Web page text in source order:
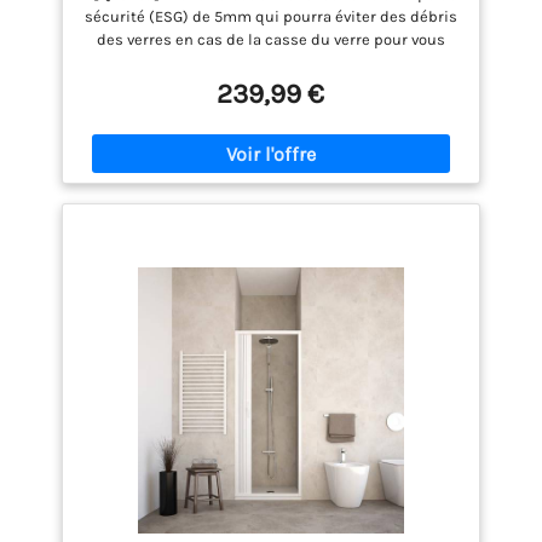
sécurité (ESG) de 5mm qui pourra éviter des débris
des verres en cas de la casse du verre pour vous
verre qui vous permet de nettoyer plus facilement
et vous proposer une grande transparence!
【Fonction】Les joints étanches cloisonnent de
l'eau entre la cabine et votre salle de bain. Les joints
d'étanchéité magnétiques pleine longueur
empêchent l'échappement de l'eau. Les joints ont
avec une fonction de la libération rapide, il vous
suffira juste appuyer le bouton sur le verre pour
douche. Le système de poulie métallique a passé le
test de 100,000 pour assurer que les roues ne se
déraille pas et qu'il fonctionnera en calme！La
profilé en aluminium et une poignée chromée en
acier inoxydable, qui résiste au corrosif.
【Extensible】La cabine de douche se compose par
2 portes coulissantes qui vous offrent une plus
grande ouverture permettant d'entrer à la cabine
plus facilement et élégamment. L'ajustage de
239,99 €